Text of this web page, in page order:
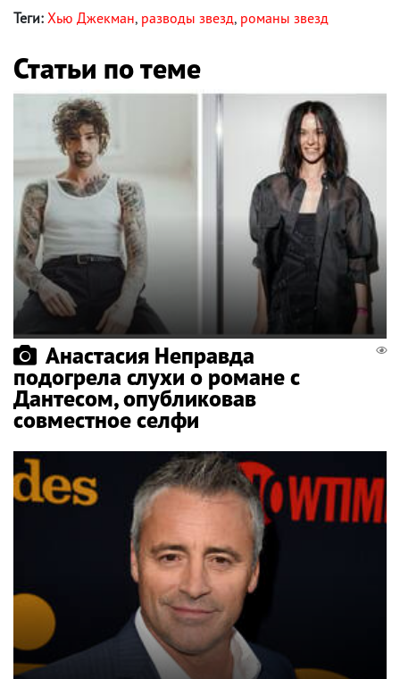
Теги: Хью Джекман, разводы звезд, романы звезд
Статьи по теме
Анастасия Неправда
подогрела слухи о романе с
Дантесом, опубликовав
совместное селфи